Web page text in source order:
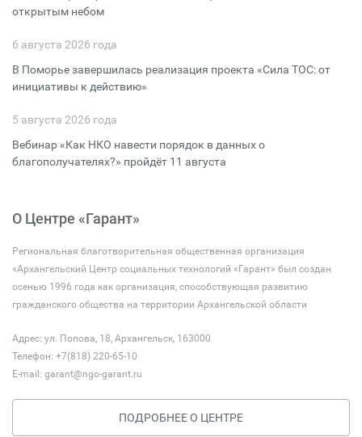
открытым небом
6 августа 2026 года
В Поморье завершилась реализация проекта «Сила ТОС: от
инициативы к действию»
5 августа 2026 года
Вебинар «Как НКО навести порядок в данных о
благополучателях?» пройдёт 11 августа
О Центре «Гарант»
Региональная благотворительная общественная организация
«Архангельский Центр социальных технологий «Гарант» был создан
осенью 1996 года как организация, способствующая развитию
гражданского общества на территории Архангельской области
Адрес: ул. Попова, 18, Архангельск, 163000
Телефон: +7(818) 220-65-10
E-mail: garant@ngo-garant.ru
ПОДРОБНЕЕ О ЦЕНТРЕ